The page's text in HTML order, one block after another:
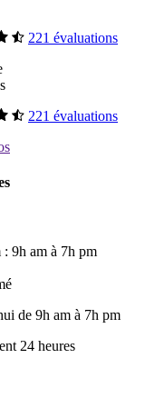
221 évaluations
221 évaluations
: 9h am à 7h pm
de 9h am à 7h pm
24 heures